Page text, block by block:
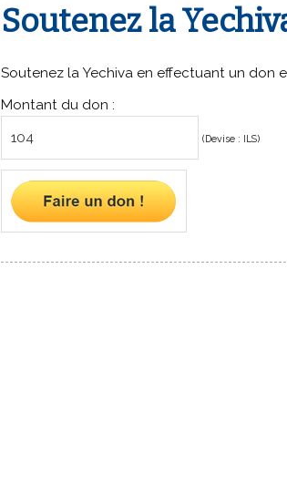
Soutenez la
Soutenez la Yechiva en effectuant un don
Montant du don :
(Devise : ILS)